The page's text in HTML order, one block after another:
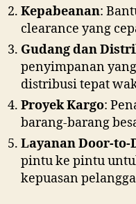
Kepabeanan:
clearance yang
Gudang dan
penyimpanan
distribusi tepat
Proyek Kargo:
barang-barang
Layanan Door-to-
pintu ke pintu
kepuasan